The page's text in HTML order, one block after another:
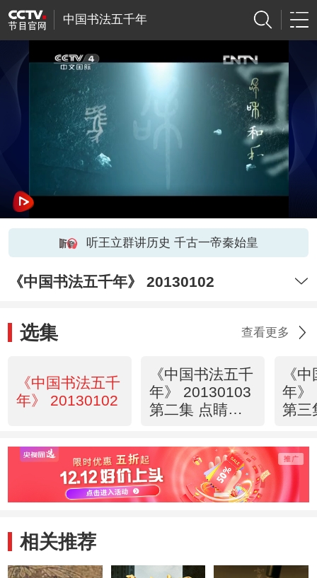
中国书法五千年
听王立群讲历史 千古一帝秦始皇
《中国书法五千年》 20130102
选集 查看更多
《中国书法五千
年》 20130102
《中国书法五千
年》 20130103
第二集 点睛人
《
年》
第三
相关推荐